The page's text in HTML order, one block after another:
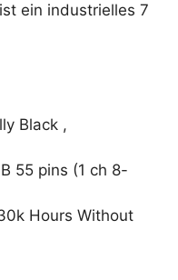
ein industrielles 7
Black ,
55 pins (1 ch 8-
Hours Without